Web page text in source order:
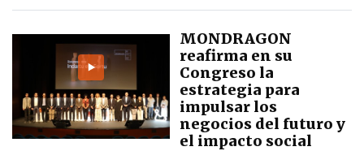
MONDRAGON
reafirma en su
Congreso la
estrategia para
impulsar los
negocios del futuro y
el impacto social